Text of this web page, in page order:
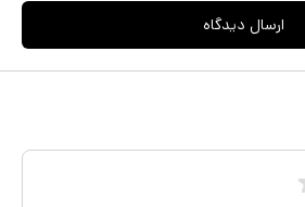
ارسال دیدگاه